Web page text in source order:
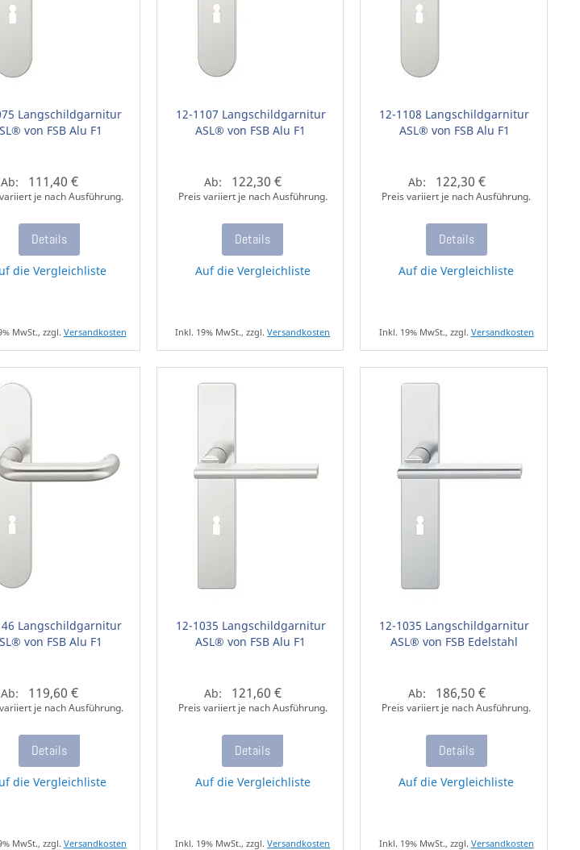
Langschildgarnitur
von FSB Alu F1
Ab: 111,40 €
je nach Ausführung.
Details
die Vergleichliste
MwSt., zzgl. Versandkosten
12-1107 Langschildgarnitur
ASL® von FSB Alu F1
Ab: 122,30 €
Preis variiert je nach Ausführung.
Details
Auf die Vergleichliste
Inkl. 19% MwSt., zzgl.Versandkosten
12-1108 Langschildgarnitur
ASL® von FSB Alu F1
Ab: 122,30 €
Preis variiert je nach Ausführung.
Details
Auf die Vergleichliste
Inkl. 19% MwSt., zzgl. Versandkosten
Langschildgarnitur
von FSB Alu F1
Ab: 119,60 €
je nach Ausführung.
Details
die Vergleichliste
MwSt., zzgl. Versandkosten
12-1035 Langschildgarnitur
ASL® von FSB Alu F1
Ab: 121,60 €
Preis variiert je nach Ausführung.
Details
Auf die Vergleichliste
Inkl. 19% MwSt., zzgl.Versandkosten
12-1035 Langschildgarnitur
ASL® von FSB Edelstahl
Ab: 186,50 €
Preis variiert je nach Ausführung.
Details
Auf die Vergleichliste
Inkl. 19% MwSt., zzgl. Versandkosten